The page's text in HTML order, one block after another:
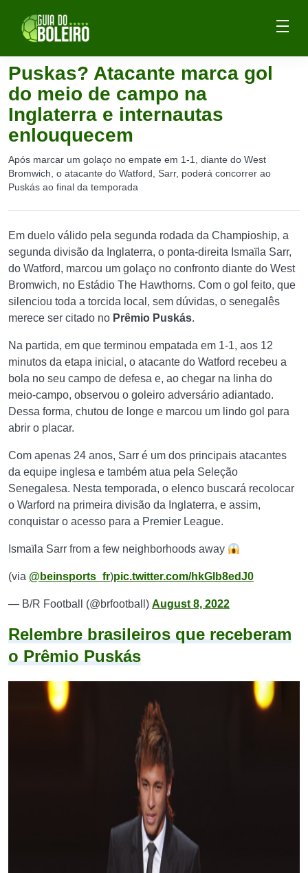
Puskas? Atacante marca gol
do meio de campo na
Inglaterra e internautas
enlouquecem
Após marcar um golaço no empate em 1-1, diante do West
Bromwich, o atacante do Watford, Sarr, poderá concorrer ao
Puskás ao final da temporada
Em duelo válido pela segunda rodada da Champioship, a
segunda divisão da Inglaterra, o ponta-direita Ismaïla Sarr,
do Watford, marcou um golaço no confronto diante do West
Bromwich, no Estádio The Hawthorns. Com o gol feito, que
silenciou toda a torcida local, sem dúvidas, o senegalês
merece ser citado no Prêmio Puskás.
Na partida, em que terminou empatada em 1-1, aos 12
minutos da etapa inicial, o atacante do Watford recebeu a
bola no seu campo de defesa e, ao chegar na linha do
meio-campo, observou o goleiro adversário adiantado.
Dessa forma, chutou de longe e marcou um lindo gol para
abrir o placar.
Com apenas 24 anos, Sarr é um dos principais atacantes
da equipe inglesa e também atua pela Seleção
Senegalesa. Nesta temporada, o elenco buscará recolocar
o Warford na primeira divisão da Inglaterra, e assim,
conquistar o acesso para a Premier League.
Ismaïla Sarr from a few neighborhoods away
(via @beinsports_fr)pic.twitter.com/hkGlb8edJ0
— B/R Football (@brfootball) August 8, 2022
Relembre brasileiros que receberam
o Prêmio Puskás